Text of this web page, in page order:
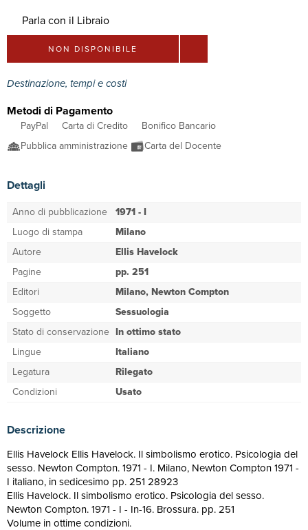
Parla con il Libraio
NON DISPONIBILE
Destinazione, tempi e costi
Metodi di Pagamento
PayPal Carta di Credito
Bonifico Bancario
Pubblica amministrazione
Carta del Docente
Dettagli
Anno di pubblicazione 1971 - I
Luogo di stampa
Milano
Autore
Ellis Havelock
Pagine
pp. 251
Editori
Milano, Newton Compton
Soggetto
Sessuologia
Stato di conservazione In ottimo stato
Lingue
Italiano
Legatura
Rilegato
Condizioni
Usato
Descrizione
Ellis Havelock Ellis Havelock. Il simbolismo erotico. Psicologia del
sesso. Newton Compton. 1971 - I. Milano, Newton Compton 1971 -
I italiano, in sedicesimo pp. 251 28923
Ellis Havelock. Il simbolismo erotico. Psicologia del sesso.
Newton Compton. 1971 - I - In-16. Brossura. pp. 251
Volume in ottime condizioni.